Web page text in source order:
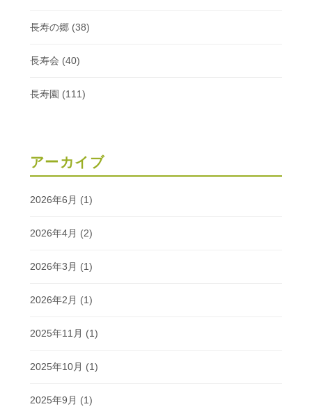
長寿の郷(38)
長寿会 (40)
長寿園 (111)
アーカイブ
2026年6月 (1)
2026年4月 (2)
2026年3月 (1)
2026年2月 (1)
2025年11月 (1)
2025年10月 (1)
2025年9月 (1)